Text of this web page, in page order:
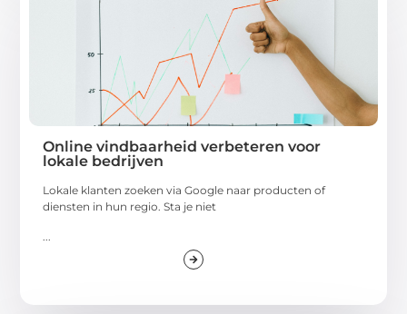
Online vindbaarheid verbeteren voor
lokale bedrijven
Lokale klanten zoeken via Google naar producten of
diensten in hun regio. Sta je niet